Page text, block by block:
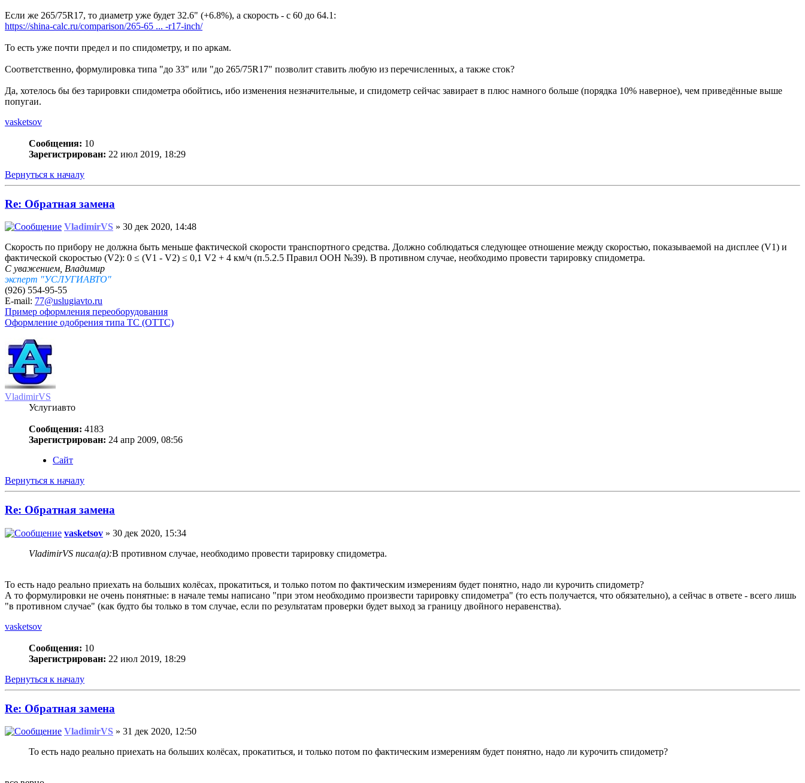
Если же 265/75R17, то диаметр уже будет 32.6" (+6.8%), а скорость - с 60 до 64.1:
https://shina-calc.ru/comparison/265-65 ... -r17-inch/
То есть уже почти предел и по спидометру, и по аркам.
Соответственно, формулировка типа "до 33" или "до 265/75R17" позволит ставить любую из перечисленных, а также сток?
Да, хотелось бы без тарировки спидометра обойтись, ибо изменения незначительные, и спидометр сейчас завирает в плюс намного больше (порядка 10% наверное), чем приведённые выше
попугаи.
vasketsov
Сообщения: 10
Зарегистрирован: 22 июл 2019, 18:29
Вернуться к началу
Re: Обратная замена
VladimirVS » 30 дек 2020, 14:48
Скорость по прибору не должна быть меньше фактической скорости транспортного средства. Должно соблюдаться следующее отношение между скоростью, показываемой на дисплее (V1) и
фактической скоростью (V2): 0 ≤ (V1 - V2) ≤ 0,1 V2 + 4 км/ч (п.5.2.5 Правил ООН №39). В противном случае, необходимо провести тарировку спидометра.
С уважением, Владимир
эксперт "УСЛУГИАВТО"
(926) 554-95-55
E-mail: 77@uslugiavto.ru
Пример оформления переоборудования
Оформление одобрения типа ТС (ОТТС)
VladimirVS
Услугиавто
Сообщения: 4183
Зарегистрирован: 24 апр 2009, 08:56
Сайт
Вернуться к началу
Re: Обратная замена
vasketsov » 30 дек 2020, 15:34
VladimirVS писал(а):В противном случае, необходимо провести тарировку спидометра.
То есть надо реально приехать на больших колёсах, прокатиться, и только потом по фактическим измерениям будет понятно, надо ли курочить спидометр?
А то формулировки не очень понятные: в начале темы написано "при этом необходимо произвести тарировку спидометра" (то есть получается, что обязательно), а сейчас в ответе - всего лишь
"в противном случае" (как будто бы только в том случае, если по результатам проверки будет выход за границу двойного неравенства).
vasketsov
Сообщения: 10
Зарегистрирован: 22 июл 2019, 18:29
Вернуться к началу
Re: Обратная замена
VladimirVS » 31 дек 2020, 12:50
То есть надо реально приехать на больших колёсах, прокатиться, и только потом по фактическим измерениям будет понятно, надо ли курочить спидометр?